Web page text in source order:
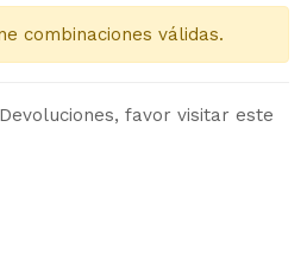
combinaciones válidas.
favor visitar este